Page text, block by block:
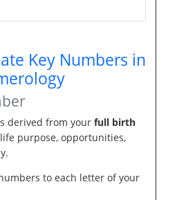
Key Numbers in
derived from your full birth
purpose, opportunities,
to each letter of your